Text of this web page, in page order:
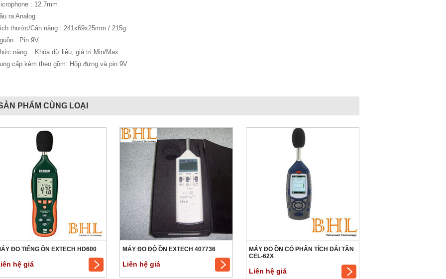
: 12.7mm
ra Analog
thước/Cân nặng : 241x69x25mm / 215g
: Pin 9V
năng : Khóa dữ liệu, giá trị Min/Max...
cấp kèm theo gồm: Hộp đựng và pin 9V
PHẨM CÙNG LOẠI
ĐO TIẾNG ỒN EXTECH HD600
hệ giá
MÁY ĐO ĐỘ ỒN EXTECH 407736
Liên hệ giá
MÁY ĐO ỒN CÓ PHÂN TÍCH DẢI TẦN
CEL-62X
Liên hệ giá